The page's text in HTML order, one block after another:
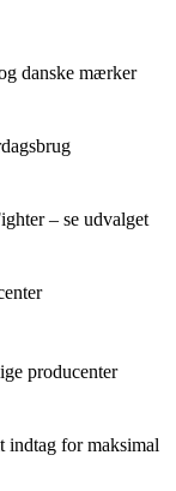
danske mærker
– se udvalget
producenter
for maksimal